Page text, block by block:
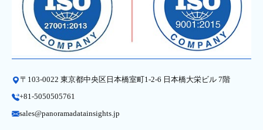
〒103-0022 東京都中央区日本橋室町1-2-6 日本橋大栄ビル 7階
+81-5050505761
sales@panoramadatainsights.jp